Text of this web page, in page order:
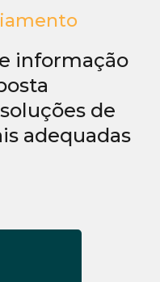
informação
de
adequadas